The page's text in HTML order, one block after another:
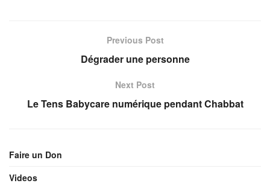
Previous Post
Dégrader une personne
Next Post
Le Tens Babycare numérique pendant Chabbat
Faire un Don
Videos